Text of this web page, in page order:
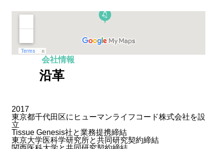
会社情報
沿革
2017
東京都千代田区にヒューマンライフコード株式会社を設
立
Tissue Genesis社と業務提携締結
東京大学医科学研究所と共同研究契約締結